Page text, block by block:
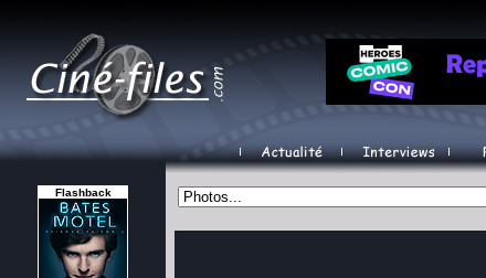
Flashback